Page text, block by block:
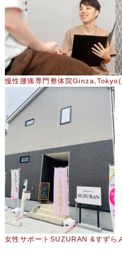
慢性腰痛専門整体院
女性サポートSUZURAN &すずら